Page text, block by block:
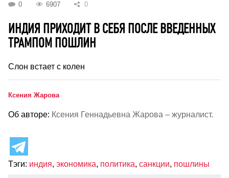
0 6907 0
ИНДИЯ ПРИХОДИТ В СЕБЯ ПОСЛЕ ВВЕДЕННЫХ
ТРАМПОМ ПОШЛИН
Слон встает с колен
Ксения Жарова
Об авторе: Ксения Геннадьевна Жарова – журналист.
Тэги: индия, экономика, политика, санкции, пошлины